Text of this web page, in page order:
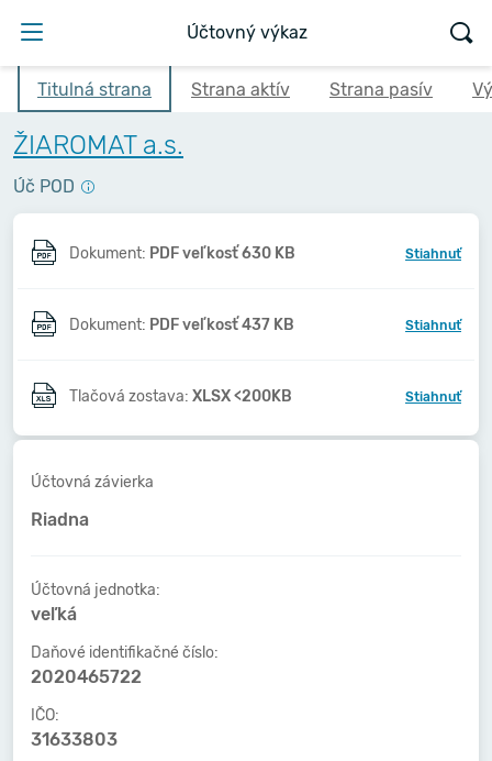
Účtovný výkaz
Titulná strana Strana aktív Strana pasív
ŽIAROMAT a.s.
Úč POD
Dokument: PDF veľkosť 630 KB Stiahnuť
Dokument: PDF veľkosť 437 KB Stiahnuť
Tlačová zostava: XLSX <200KB Stiahnuť
Účtovná závierka
Riadna
Účtovná jednotka:
veľká
Daňové identifikačné číslo:
2020465722
IČO:
31633803